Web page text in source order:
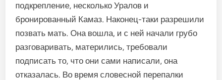
подкрепление, несколько Уралов и
бронированный Камаз. Наконец-таки разрешили
позвать мать. Она вошла, и с ней начали грубо
разговаривать, матерились, требовали
подписать то, что они сами написали, она
отказалась. Во время словесной перепалки